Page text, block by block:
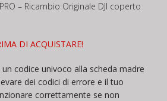
– Ricambio Originale DJI coperto
DI ACQUISTARE!
codice univoco alla scheda madre
dei codici di errore e il tuo
correttamente se non